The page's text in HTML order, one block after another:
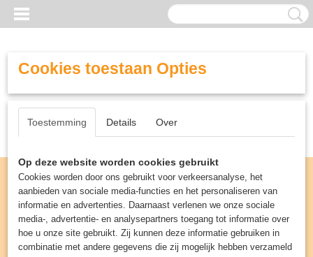
Cookies toestaan Opties
Toestemming Details Over
Op deze website worden cookies gebruikt
Cookies worden door ons gebruikt voor verkeersanalyse, het
aanbieden van sociale media-functies en het personaliseren van
informatie en advertenties. Daarnaast verlenen we onze sociale
media-, advertentie- en analysepartners toegang tot informatie over
hoe u onze site gebruikt. Zij kunnen deze informatie gebruiken in
combinatie met andere gegevens die zij mogelijk hebben verzameld